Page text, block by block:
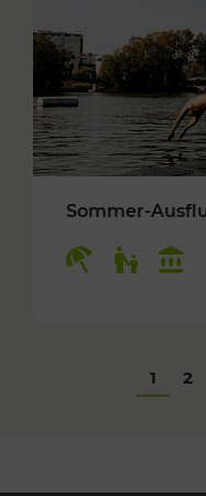
Sommer-
1 2